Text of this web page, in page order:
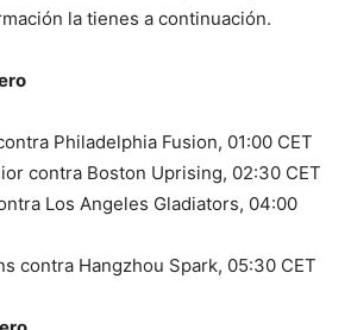
la tienes a continuación.
Philadelphia Fusion, 01:00 CET
contra Boston Uprising, 02:30 CET
Los Angeles Gladiators, 04:00
contra Hangzhou Spark, 05:30 CET